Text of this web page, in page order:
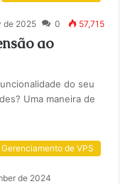
de 2025 0 57,715
ao
do seu
Uma maneira de
Gerenciamento de VPS
de 2024